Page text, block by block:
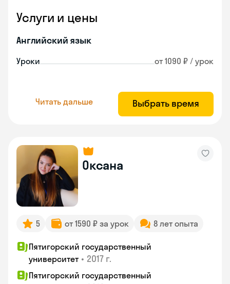
Услуги и цены
Английский язык
Уроки от 1090 ₽ / урок
Читать дальше Выбрать время
Оксана
5 от 1590 ₽ за урок 8 лет опыта
Пятигорский государственный
университет • 2017 г.
Пятигорский государственный